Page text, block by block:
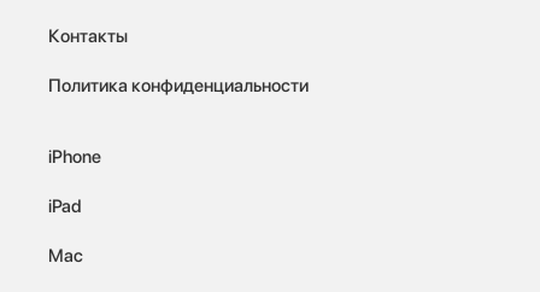
Контакты
Политика конфиденциальности
iPhone
iPad
Mac